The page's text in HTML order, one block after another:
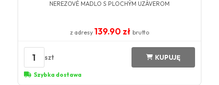
NEREZOVÉ MADLO S PLOCHÝM UZÁVEROM
z adresy 139.90 zł brutto
1 szt KUPUJĘ
Szybka dostawa